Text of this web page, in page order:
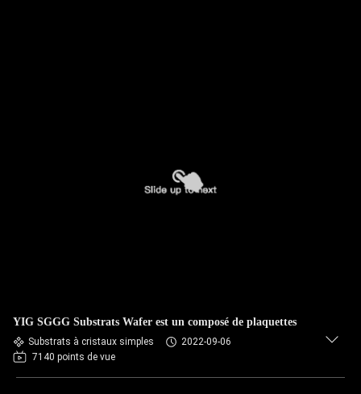
YIG SGGG Substrats Wafer est un composé de plaquettes
Substrats à cristaux simples
2022-09-06
7140 points de vue